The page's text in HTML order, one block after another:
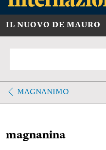
IL NUOVO DE MAURO
MAGNANIMO
magnanina